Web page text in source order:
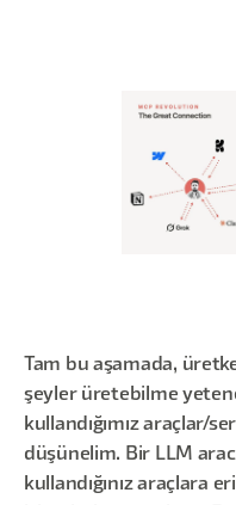
Tam bu aşamada,
şeyler üretebilme
kullandığımız araçlar/
düşünelim. Bir LLM
kullandığınız araçlara